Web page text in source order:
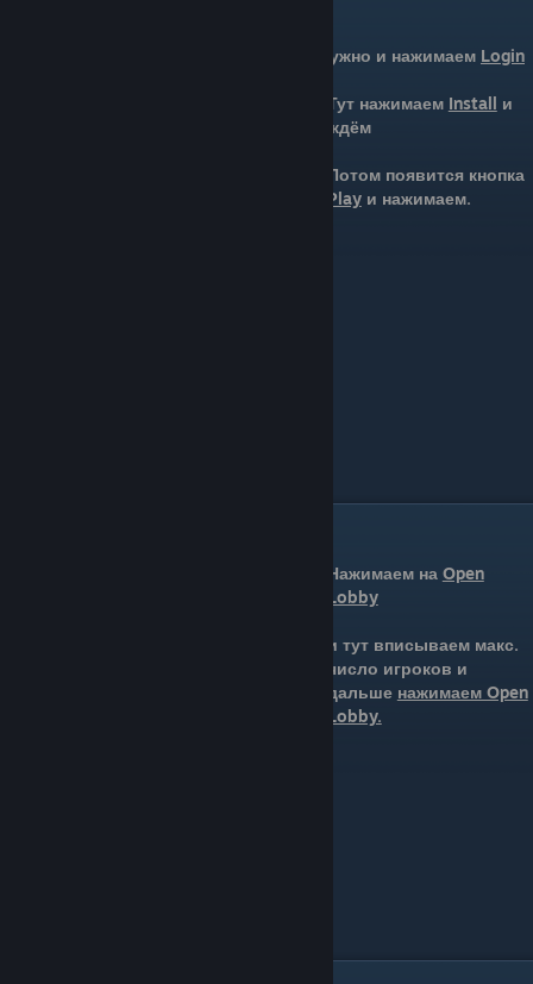
Возвращаемся и вписываем всё, что нужно и нажимаем Login
Тут нажимаем Install и
ждём
Потом появится кнопка
Playи нажимаем.
Нажимаем на Open
Lobby
и тут вписываем макс.
число игроков и
дальше нажимаем Open
Lobby.